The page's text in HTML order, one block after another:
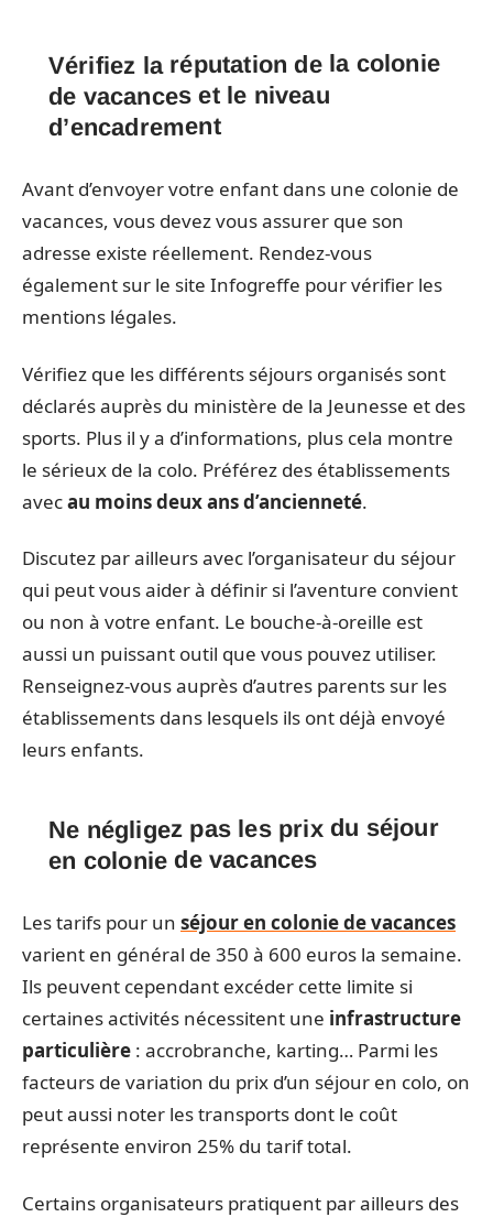
Vérifiez la réputation de la colonie
de vacances et le niveau
d’encadrement
Avant d’envoyer votre enfant dans une colonie de
vacances, vous devez vous assurer que son
adresse existe réellement. Rendez-vous
également sur le site Infogreffe pour vérifier les
mentions légales.
Vérifiez que les différents séjours organisés sont
déclarés auprès du ministère de la Jeunesse et des
sports. Plus il y a d’informations, plus cela montre
le sérieux de la colo. Préférez des établissements
avecau moins deux ans d’ancienneté.
Discutez par ailleurs avec l’organisateur du séjour
qui peut vous aider à définir si l’aventure convient
ou non à votre enfant. Le bouche-à-oreille est
aussi un puissant outil que vous pouvez utiliser.
Renseignez-vous auprès d’autres parents sur les
établissements dans lesquels ils ont déjà envoyé
leurs enfants.
Ne négligez pas les prix du séjour
en colonie de vacances
Les tarifs pour un séjour en colonie de vacances
varient en général de 350 à 600 euros la semaine.
Ils peuvent cependant excéder cette limite si
certaines activités nécessitent une infrastructure
particulière : accrobranche, karting… Parmi les
facteurs de variation du prix d’un séjour en colo, on
peut aussi noter les transports dont le coût
représente environ 25% du tarif total.
Certains organisateurs pratiquent par ailleurs des